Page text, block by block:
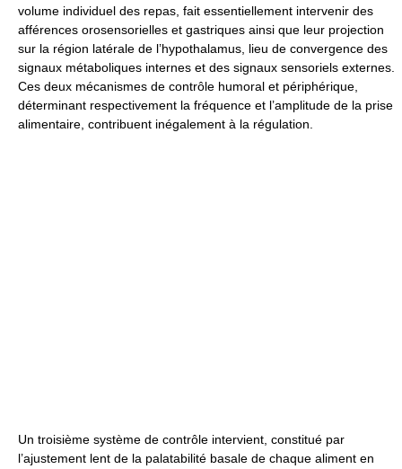
volume individuel des repas, fait essentiellement intervenir des
afférences orosensorielles et gastriques ainsi que leur projection
sur la région latérale de l’hypothalamus, lieu de convergence des
signaux métaboliques internes et des signaux sensoriels externes.
Ces deux mécanismes de contrôle humoral et périphérique,
déterminant respectivement la fréquence et l’amplitude de la prise
alimentaire, contribuent inégalement à la régulation.
Un troisième système de contrôle intervient, constitué par
l’ajustement lent de la palatabilité basale de chaque aliment en